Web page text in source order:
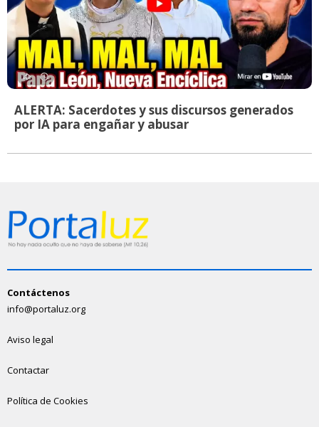
ALERTA: Sacerdotes y sus discursos generados
por IA para engañar y abusar
Contáctenos
info@portaluz.org
Aviso legal
Contactar
Política de Cookies